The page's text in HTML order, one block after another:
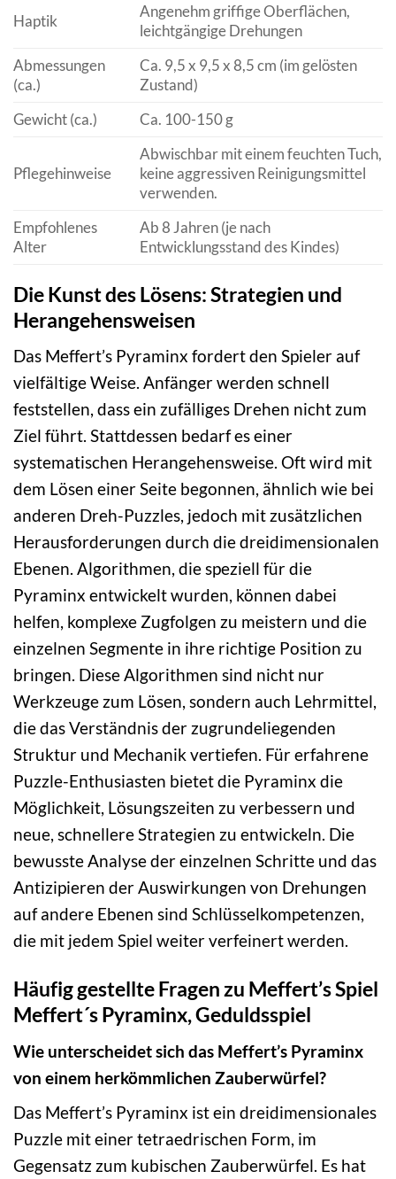
Haptik
Angenehm griffige Oberflächen,
leichtgängige Drehungen
Abmessungen
(ca.)
Ca. 9,5 x 9,5 x 8,5 cm (im gelösten
Zustand)
Gewicht (ca.)
Ca. 100-150 g
Pflegehinweise
Abwischbar mit einem feuchten Tuch,
keine aggressiven Reinigungsmittel
verwenden.
Empfohlenes
Alter
Ab 8 Jahren (je nach
Entwicklungsstand des Kindes)
Die Kunst des Lösens: Strategien und
Herangehensweisen
Das Meffert’s Pyraminx fordert den Spieler auf
vielfältige Weise. Anfänger werden schnell
feststellen, dass ein zufälliges Drehen nicht zum
Ziel führt. Stattdessen bedarf es einer
systematischen Herangehensweise. Oft wird mit
dem Lösen einer Seite begonnen, ähnlich wie bei
anderen Dreh-Puzzles, jedoch mit zusätzlichen
Herausforderungen durch die dreidimensionalen
Ebenen. Algorithmen, die speziell für die
Pyraminx entwickelt wurden, können dabei
helfen, komplexe Zugfolgen zu meistern und die
einzelnen Segmente in ihre richtige Position zu
bringen. Diese Algorithmen sind nicht nur
Werkzeuge zum Lösen, sondern auch Lehrmittel,
die das Verständnis der zugrundeliegenden
Struktur und Mechanik vertiefen. Für erfahrene
Puzzle-Enthusiasten bietet die Pyraminx die
Möglichkeit, Lösungszeiten zu verbessern und
neue, schnellere Strategien zu entwickeln. Die
bewusste Analyse der einzelnen Schritte und das
Antizipieren der Auswirkungen von Drehungen
auf andere Ebenen sind Schlüsselkompetenzen,
die mit jedem Spiel weiter verfeinert werden.
Häufig gestellte Fragen zu Meffert’s Spiel
Meffert´s Pyraminx, Geduldsspiel
Wie unterscheidet sich das Meffert’s Pyraminx
von einem herkömmlichen Zauberwürfel?
Das Meffert’s Pyraminx ist ein dreidimensionales
Puzzle mit einer tetraedrischen Form, im
Gegensatz zum kubischen Zauberwürfel. Es hat